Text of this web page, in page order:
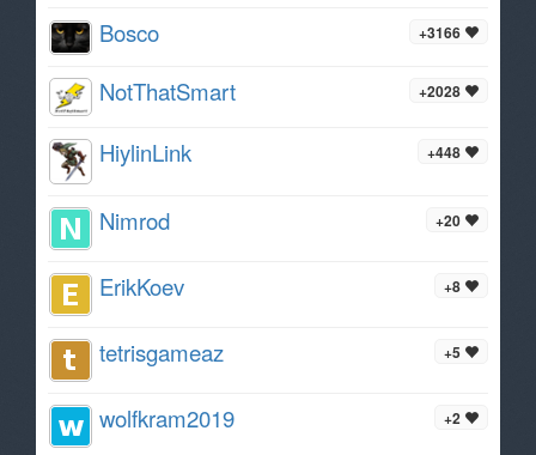
+3166
Bosco
+2028
NotThatSmart
+448
HiylinLink
+20
Nimrod
+8
ErikKoev
+5
tetrisgameaz
+2
wolfkram2019